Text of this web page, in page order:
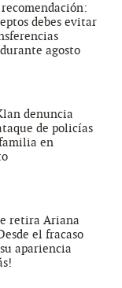
recomendación:
debes evitar
agosto
denuncia
de policías
en
retira Ariana
el fracaso
su apariencia